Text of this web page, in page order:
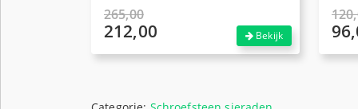
265,00
Oorspronkelijke
212,00 Bekijk